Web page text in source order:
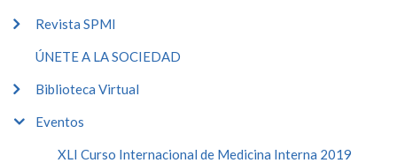
Revista SPMI
ÚNETE A LA SOCIEDAD
Biblioteca Virtual
Eventos
XLI Curso Internacional de Medicina Interna 2019